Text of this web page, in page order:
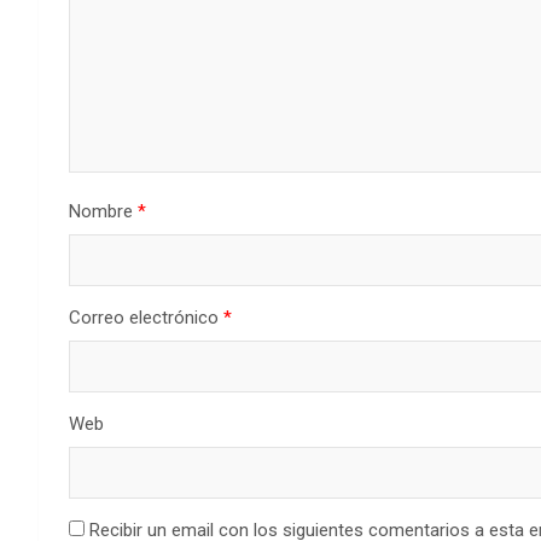
Nombre *
Correo electrónico *
Web
Recibir un email con los siguientes comentarios a esta